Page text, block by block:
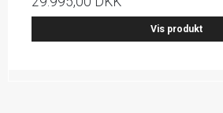
Vis produkt